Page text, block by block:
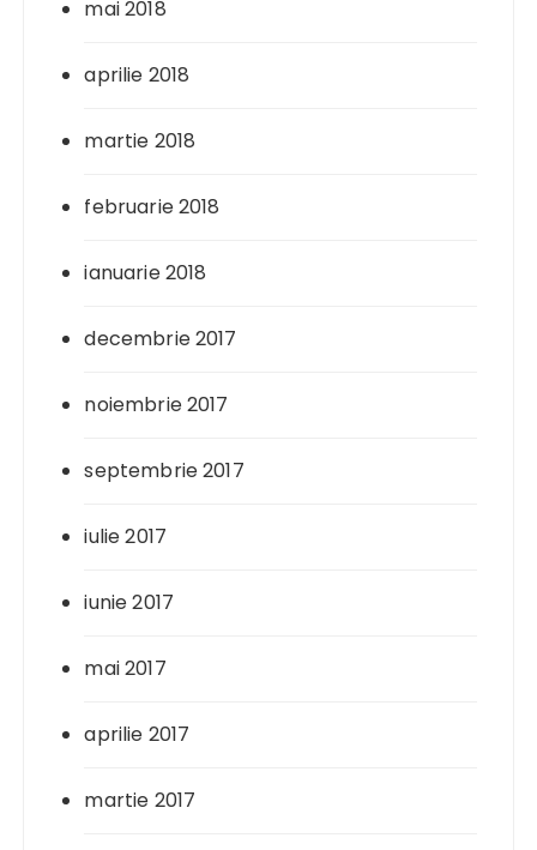
mai 2018
aprilie 2018
martie 2018
februarie 2018
ianuarie 2018
decembrie 2017
noiembrie 2017
septembrie 2017
iulie 2017
iunie 2017
mai 2017
aprilie 2017
martie 2017